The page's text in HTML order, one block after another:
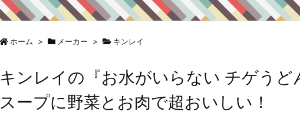
ホーム > メーカー > キンレイ
キンレイの『お水がいらない チゲうど
スープに野菜とお肉で超おいしい！